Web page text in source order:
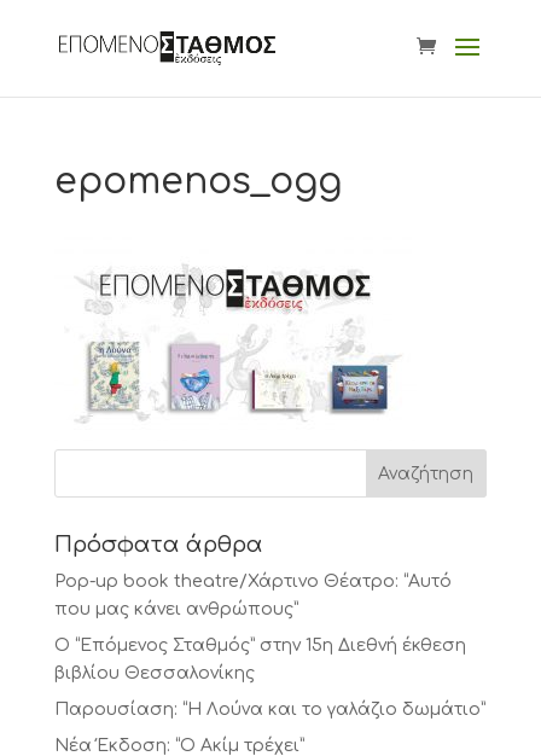
epomenos_ogg
Πρόσφατα άρθρα
Pop-up book theatre/Χάρτινο Θέατρο: “Αυτό
που μας κάνει ανθρώπους”
Ο “Επόμενος Σταθμός” στην 15η Διεθνή έκθεση
βιβλίου Θεσσαλονίκης
Παρουσίαση: “Η Λούνα και το γαλάζιο δωμάτιο”
Νέα Έκδοση: “Ο Ακίμ τρέχει”